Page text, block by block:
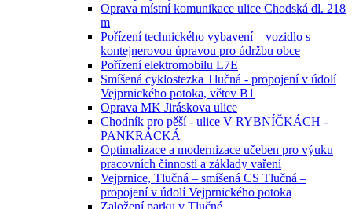
Oprava místní komunikace ulice Chodská dl. 218
m
Pořízení technického vybavení – vozidlo s
kontejnerovou úpravou pro údržbu obce
Pořízení elektromobilu L7E
Smíšená cyklostezka Tlučná - propojení v údolí
Vejprnického potoka, větev B1
Oprava MK Jiráskova ulice
Chodník pro pěší - ulice V RYBNÍČKÁCH -
PANKRÁCKÁ
Optimalizace a modernizace učeben pro výuku
pracovních činností a základy vaření
Vejprnice, Tlučná – smíšená CS Tlučná –
propojení v údolí Vejprnického potoka
Založení parku v Tlučné